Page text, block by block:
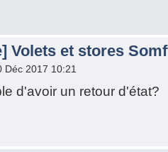
Volets et stores
Déc 2017 10:21
d'avoir un retour d'état?